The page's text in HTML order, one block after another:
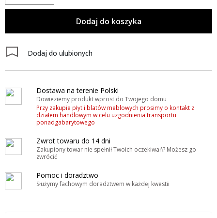
Dodaj do koszyka
Dodaj do ulubionych
Dostawa na terenie Polski
Dowieziemy produkt wprost do Twojego domu
Przy zakupie płyt i blatów meblowych prosimy o kontakt z
działem handlowym w celu uzgodnienia transportu
ponadgabarytowego
Zwrot towaru do 14 dni
Zakupiony towar nie spełnił Twoich oczekiwań? Możesz go
zwrócić
Pomoc i doradztwo
Służymy fachowym doradztwem w każdej kwestii